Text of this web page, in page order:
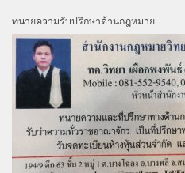
ทนายความรับปรึกษาด้านกฎหมาย